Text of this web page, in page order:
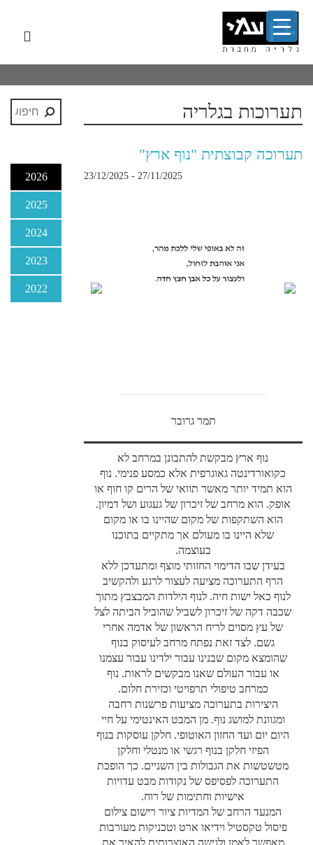
לתוכן
ראשי
2026
2025
2024
2023
2022
תערוכות בגלריה
תערוכה קבוצתית "נוף ארץ"
27/11/2025 - 23/12/2025
תמר גרובר
נוף ארץ מבקשת להתבונן במרחב לא
כקואורדינטה גאוגרפית אלא כמסע פנימי. נוף
הוא תמיד יותר מאשר תוואי של הרים קו חוף או
אופק. הוא מרחב של זיכרון של געגוע ושל דמיון.
הוא השתקפות של מקום שהיינו בו או מקום
שלא היינו בו מעולם אך מתקיים בתוכנו
בעוצמה.
בעידן שבו הדימוי החזותי מוצף ומתעדכן ללא
הרף התערוכה מציעה לעצור לרגע ולהקשיב
לנוף כאל ישות חיה. לנוף הילדות המבצבץ מתוך
שכבה דקה של זיכרון לשביל שהוביל הביתה לצל
של עץ מסוים לריח הראשון של אדמה אחרי
גשם. לצד זאת נפתח מרחב לעיסוק בנוף
שהומצא מקום שבנינו עבור ילדינו עבור עצמנו
או עבור העולם שאנו מבקשים לראות. נוף
כמרחב טיפולי תרפויטי וכזירת חלום.
היצירות בתערוכה מציעות פרשנות רחבה
ומגוונת למושג נוף. מן המבט האינטימי על חיי
היום יום ועד החזון האוטופי. חלקן עוסקות בנוף
הפיזי חלקן בנוף רגשי או מנטלי וחלקן
מטשטשות את הגבולות בין השניים. כך הופכת
התערוכה לפסיפס של נקודות מבט עדויות
אישיות וחתימות של רוח.
המנעד הרחב של המדיות ציור רישום צילום
פיסול טקסטיל וידיאו ארט וטכניקות מעורבות
מאפשר לאמן ולגישה האוצרותית להאיר את